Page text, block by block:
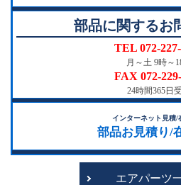
部品に関するお
TEL 072-
月～土 9時～
FAX 072-
24時間365日
インターネット見積/
部品お見積り/
エアパーツ